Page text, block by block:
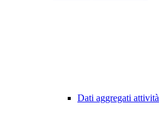
Dati aggregati